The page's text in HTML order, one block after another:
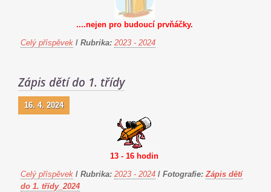
....nejen pro budoucí prvňáčky.
Celý příspěvek / Rubrika: 2023 - 2024
Zápis dětí do 1. třídy
16. 4. 2024
13 - 16 hodin
Celý příspěvek / Rubrika: 2023 - 2024 / Fotografie: Zápis dětí
do 1. třídy_2024